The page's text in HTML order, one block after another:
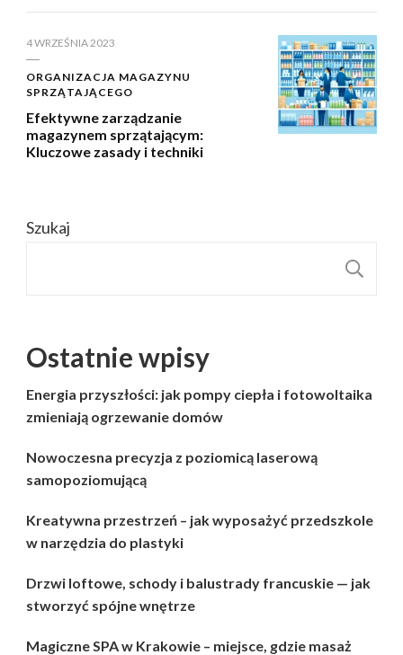
4 WRZEŚNIA 2023
ORGANIZACJA MAGAZYNU
SPRZĄTAJĄCEGO
Efektywne zarządzanie
magazynem sprzątającym:
Kluczowe zasady i techniki
Szukaj
Ostatnie wpisy
Energia przyszłości: jak pompy ciepła i fotowoltaika
zmieniają ogrzewanie domów
Nowoczesna precyzja z poziomicą laserową
samopoziomującą
Kreatywna przestrzeń – jak wyposażyć przedszkole
w narzędzia do plastyki
Drzwi loftowe, schody i balustrady francuskie — jak
stworzyć spójne wnętrze
Magiczne SPA w Krakowie – miejsce, gdzie masaż